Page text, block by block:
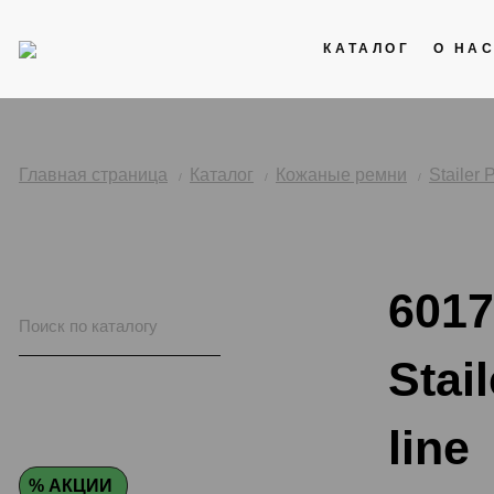
КАТАЛОГ О НАС
Главная страница Каталог Кожаные ремни Stailer
% АКЦИИ
line